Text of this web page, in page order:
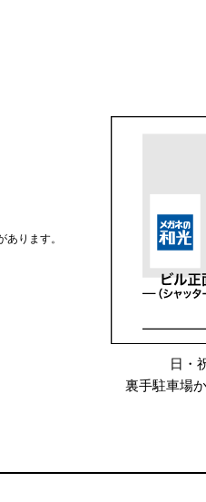
日・
裏手駐車場
ります。